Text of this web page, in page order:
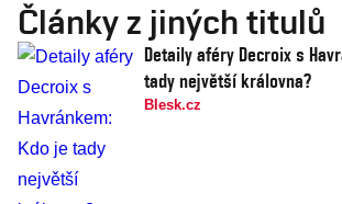
Články z jiných titulů
Detaily aféry Decroix s
tady největší královna?
Blesk.cz